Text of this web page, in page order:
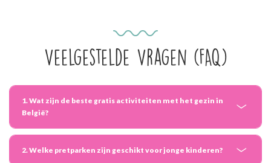
Veelgestelde Vragen (FAQ)
1. Wat zijn de beste gratis activiteiten met het gezin in
België?
2. Welke pretparken zijn geschikt voor jonge kinderen?